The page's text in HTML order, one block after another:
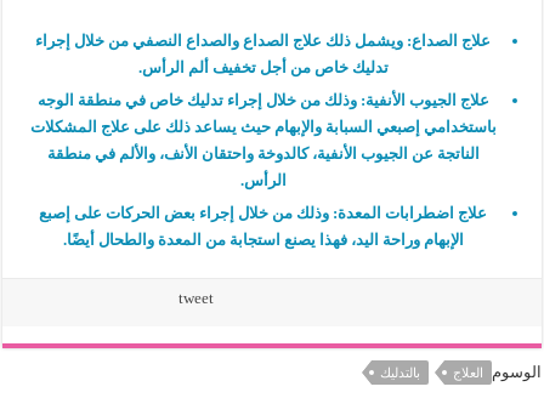
علاج الصداع: ويشمل ذلك علاج الصداع والصداع النصفي من خلال إجراء
تدليك خاص من أجل تخفيف ألم الرأس.
علاج الجيوب الأنفية: وذلك من خلال إجراء تدليك خاص في منطقة الوجه
باستخدامي إصبعي السبابة والإبهام حيث يساعد ذلك على علاج المشكلات
الناتجة عن الجيوب الأنفية، كالدوخة واحتقان الأنف، والألم في منطقة
الرأس.
علاج اضطرابات المعدة: وذلك من خلال إجراء بعض الحركات على إصبع
الإبهام وراحة اليد، فهذا يصنع استجابة من المعدة والطحال أيضًا.
tweet
الوسوم العلاج بالتدليك